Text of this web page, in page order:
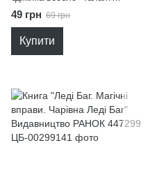
9789669893444
49 грн 69 грн
Купити